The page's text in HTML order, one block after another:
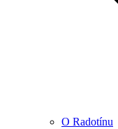
O Radotínu